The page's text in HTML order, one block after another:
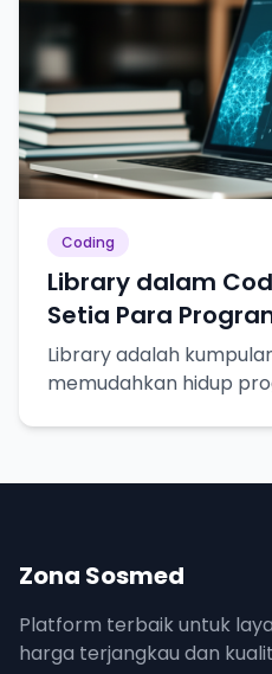
Coding
Library dalam
Setia Para
Library adalah
memudahkan hidup
Zona Sosmed
Platform terbaik untuk
harga terjangkau dan